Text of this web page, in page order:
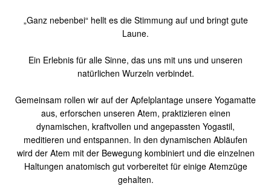
„Ganz nebenbei“ hellt es die Stimmung auf und bringt gute
Laune.
Ein Erlebnis für alle Sinne, das uns mit uns und unseren
natürlichen Wurzeln verbindet.
Gemeinsam rollen wir auf der Apfelplantage unsere Yogamatte
aus, erforschen unseren Atem, praktizieren einen
dynamischen, kraftvollen und angepassten Yogastil,
meditieren und entspannen. In den dynamischen Abläufen
wird der Atem mit der Bewegung kombiniert und die einzelnen
Haltungen anatomisch gut vorbereitet für einige Atemzüge
gehalten.